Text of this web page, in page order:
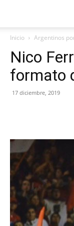
Inicio Argentinos
Nico
formato
17 diciembre, 2019